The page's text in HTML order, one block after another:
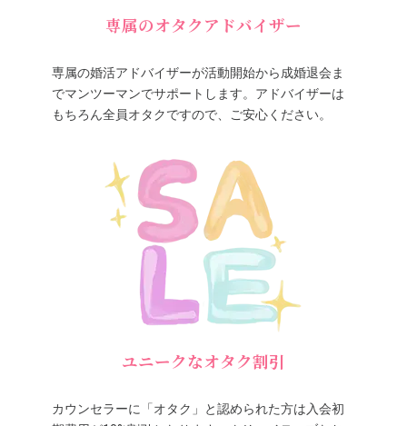
専属のオタクアドバイザー
専属の婚活アドバイザーが活動開始から成婚退会ま
でマンツーマンでサポートします。アドバイザーは
もちろん全員オタクですので、ご安心ください。
ユニークなオタク割引
カウンセラーに「オタク」と認められた方は入会初